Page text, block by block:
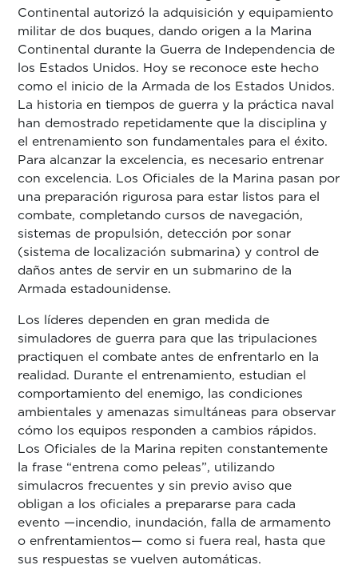
Continental autorizó la adquisición y equipamiento
militar de dos buques, dando origen a la Marina
Continental durante la Guerra de Independencia de
los Estados Unidos. Hoy se reconoce este hecho
como el inicio de la Armada de los Estados Unidos.
La historia en tiempos de guerra y la práctica naval
han demostrado repetidamente que la disciplina y
el entrenamiento son fundamentales para el éxito.
Para alcanzar la excelencia, es necesario entrenar
con excelencia. Los Oficiales de la Marina pasan por
una preparación rigurosa para estar listos para el
combate, completando cursos de navegación,
sistemas de propulsión, detección por sonar
(sistema de localización submarina) y control de
daños antes de servir en un submarino de la
Armada estadounidense.
Los líderes dependen en gran medida de
simuladores de guerra para que las tripulaciones
practiquen el combate antes de enfrentarlo en la
realidad. Durante el entrenamiento, estudian el
comportamiento del enemigo, las condiciones
ambientales y amenazas simultáneas para observar
cómo los equipos responden a cambios rápidos.
Los Oficiales de la Marina repiten constantemente
la frase “entrena como peleas”, utilizando
simulacros frecuentes y sin previo aviso que
obligan a los oficiales a prepararse para cada
evento —incendio, inundación, falla de armamento
o enfrentamientos— como si fuera real, hasta que
sus respuestas se vuelven automáticas.